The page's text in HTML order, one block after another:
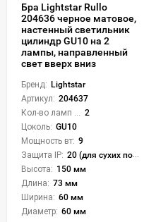
Бра Lightstar Rullo
204636 черное матовое,
настенный светильник
цилиндр GU10 на 2
лампы, направленный
свет вверх вниз
Бренд: Lightstar
Артикул: 204637
2
Цоколь: GU10
Мощность вт: 9
Защита IP: 20 (для сухих пом.)
Высота: 150 мм
Длина: 73 мм
Ширина: 60 мм
Диаметр: 60 мм